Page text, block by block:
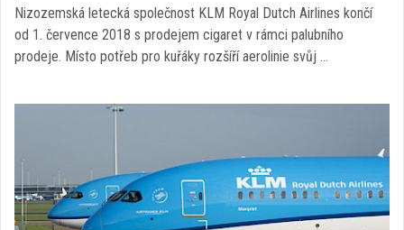
Nizozemská letecká společnost KLM Royal Dutch Airlines končí
od 1. července 2018 s prodejem cigaret v rámci palubního
prodeje. Místo potřeb pro kuřáky rozšíří aerolinie svůj …